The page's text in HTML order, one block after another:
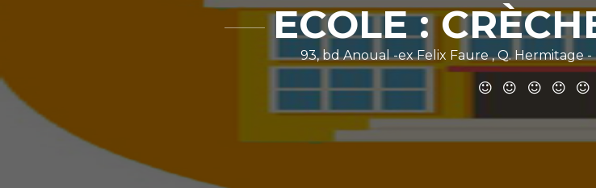
ECOLE :
93, bd Anoual -ex Felix Faure , Q. Hermitage